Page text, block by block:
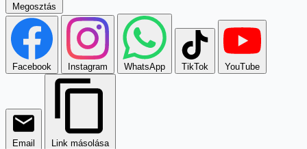
Megosztás
Facebook Instagram WhatsApp TikTok YouTube
Email Link másolása